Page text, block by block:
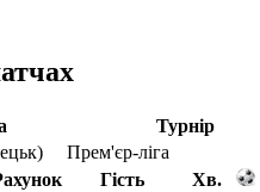
Турнір
Прем'єр-ліга
Гість
Хв.